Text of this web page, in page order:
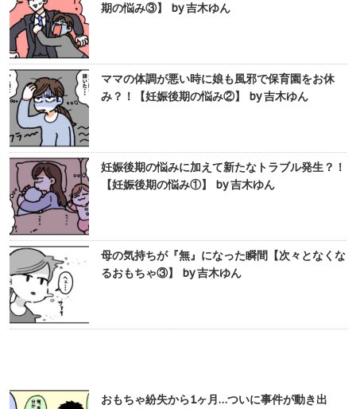
期の悩み③】 by 吉木ゆん
ママの体調が悪い時に娘も風邪で保育園をお休
み？！【妊娠後期の悩み②】 by 吉木ゆん
妊娠後期の悩みに加えて新たなトラブル発生？！
【妊娠後期の悩み①】 by 吉木ゆん
母の気持ちが『無』になった瞬間【次々となくな
るおもちゃ③】 by 吉木ゆん
おもちゃ紛失から1ヶ月…ついに事件が動き出